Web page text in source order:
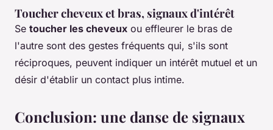
Toucher cheveux et bras, signaux d'intérêt
Se toucher les cheveux ou effleurer le bras de
l'autre sont des gestes fréquents qui, s'ils sont
réciproques, peuvent indiquer un intérêt mutuel et un
désir d'établir un contact plus intime.
Conclusion: une danse de signaux